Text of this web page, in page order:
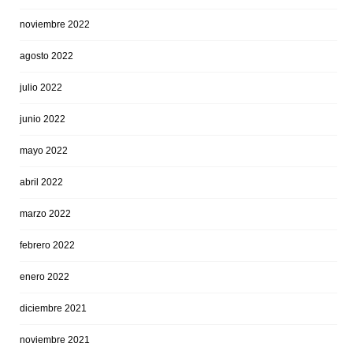
noviembre 2022
agosto 2022
julio 2022
junio 2022
mayo 2022
abril 2022
marzo 2022
febrero 2022
enero 2022
diciembre 2021
noviembre 2021